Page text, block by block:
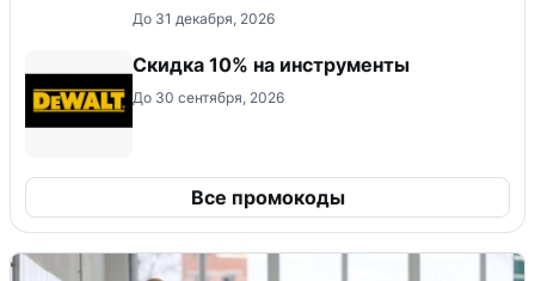
До 31 декабря, 2026
Скидка 10% на инструменты
До 30 сентября, 2026
Все промокоды